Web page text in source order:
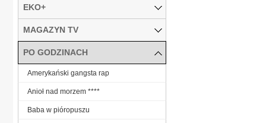
EKO+
MAGAZYN TV
PO GODZINACH
Amerykański gangsta rap
Anioł nad morzem ****
Baba w pióropuszu